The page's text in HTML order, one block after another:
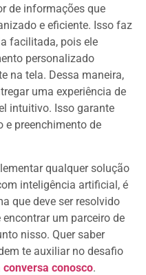
de informações que
e eficiente. Isso faz
facilitada, pois ele
personalizado
na tela. Dessa maneira,
uma experiência de
intuitivo. Isso garante
e preenchimento de
qualquer solução
inteligência artificial, é
que deve ser resolvido
um parceiro de
nisso. Quer saber
te auxiliar no desafio
conosco.